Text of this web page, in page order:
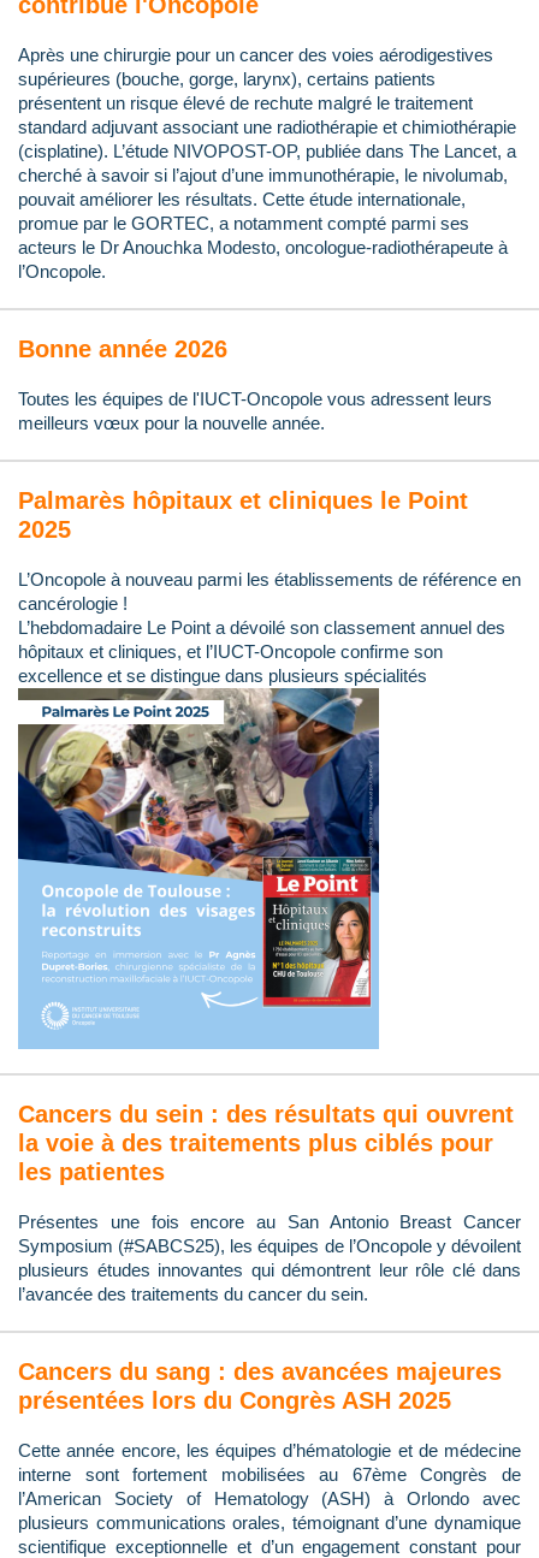
Après une chirurgie pour un cancer des voies aérodigestives
supérieures (bouche, gorge, larynx), certains patients
présentent un risque élevé de rechute malgré le traitement
standard adjuvant associant une radiothérapie et chimiothérapie
(cisplatine). L’étude NIVOPOST-OP, publiée dans The Lancet, a
cherché à savoir si l’ajout d’une immunothérapie, le nivolumab,
pouvait améliorer les résultats. Cette étude internationale,
promue par le GORTEC, a notamment compté parmi ses
acteurs le Dr Anouchka Modesto, oncologue-radiothérapeute à
l’Oncopole.
Bonne année 2026
Toutes les équipes de l'IUCT-Oncopole vous adressent leurs
meilleurs vœux pour la nouvelle année.
Palmarès hôpitaux et cliniques le Point
2025
L’Oncopole à nouveau parmi les établissements de référence en
cancérologie !
L’hebdomadaire Le Point a dévoilé son classement annuel des
hôpitaux et cliniques, et l’IUCT-Oncopole confirme son
excellence et se distingue dans plusieurs spécialités
Cancers du sein : des résultats qui ouvrent
la voie à des traitements plus ciblés pour
les patientes
Présentes une fois encore au San Antonio Breast Cancer
Symposium (#SABCS25), les équipes de l’Oncopole y dévoilent
plusieurs études innovantes qui démontrent leur rôle clé dans
l’avancée des traitements du cancer du sein.
Cancers du sang : des avancées majeures
présentées lors du Congrès ASH 2025
Cette année encore, les équipes d’hématologie et de médecine
interne sont fortement mobilisées au 67ème Congrès de
l’American Society of Hematology (ASH) à Orlondo avec
plusieurs communications orales, témoignant d’une dynamique
scientifique exceptionnelle et d’un engagement constant pour